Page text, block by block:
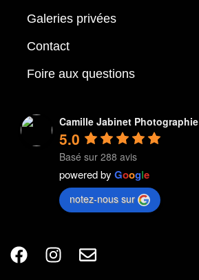
Galeries privées
Contact
Foire aux questions
Camille Jabinet Photographie
5.0
Basé sur 288 avis
powered by Google
notez-nous sur